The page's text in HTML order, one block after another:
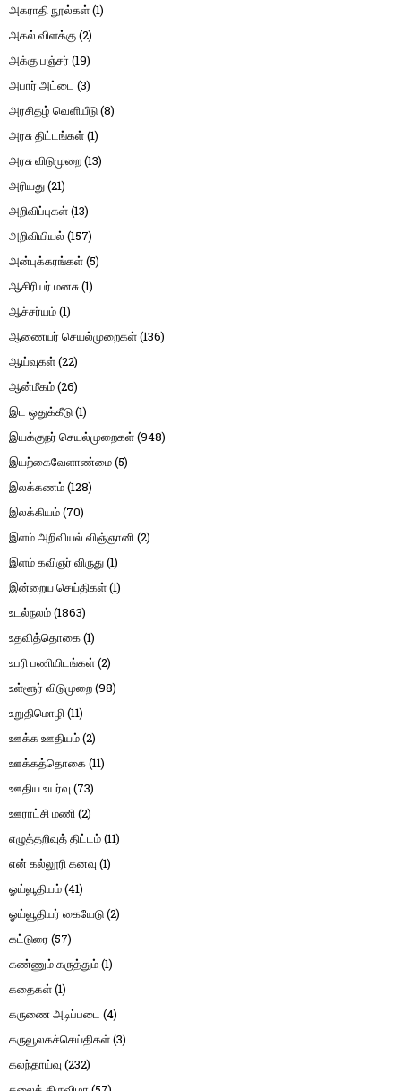
அகராதி நூல்கள்(1)
அகல் விளக்கு(2)
அக்கு பஞ்சர் (19)
அபார் அட்டை (3)
அரசிதழ் வெளியீடு(8)
அரசு திட்டங்கள்(1)
அரசு விடுமுறை(13)
அரியது(21)
அறிவிப்புகள்(13)
அறிவியியல் (157)
அன்புக்கரங்கள்(5)
ஆசிரியர் மனசு(1)
ஆச்சர்யம்(1)
ஆணையர் செயல்முறைகள்(136)
ஆய்வுகள்(22)
ஆன்மீகம்(26)
இட ஒதுக்கீடு(1)
இயக்குநர் செயல்முறைகள்(948)
இயற்கைவேளாண்மை(5)
இலக்கணம்(128)
இலக்கியம்(70)
இளம் அறிவியல் விஞ்ஞானி(2)
இளம் கவிஞர் விருது(1)
இன்றைய செய்திகள்(1)
உடல்நலம்(1863)
உதவித்தொகை(1)
உபரி பணியிடங்கள்(2)
உள்ளூர் விடுமுறை(98)
உறுதிமொழி(11)
ஊக்க ஊதியம்(2)
ஊக்கத்தொகை(11)
ஊதிய உயர்வு (73)
ஊராட்சி மணி(2)
எழுத்தறிவுத் திட்டம்(11)
என் கல்லூரி கனவு (1)
ஓய்வூதியம்(41)
ஓய்வூதியர் கையேடு(2)
கட்டுரை (57)
கண்ணும் கருத்தும்(1)
கதைகள்(1)
கருணை அடிப்படை (4)
கருவூலகச்செய்திகள்(3)
கலந்தாய்வு (232)